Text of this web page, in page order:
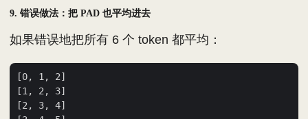
9. 错误做法：把 PAD 也平均进去
如果错误地把所有 6 个 token 都平均：
[0, 1, 2]
[1, 2, 3]
[2, 3, 4]